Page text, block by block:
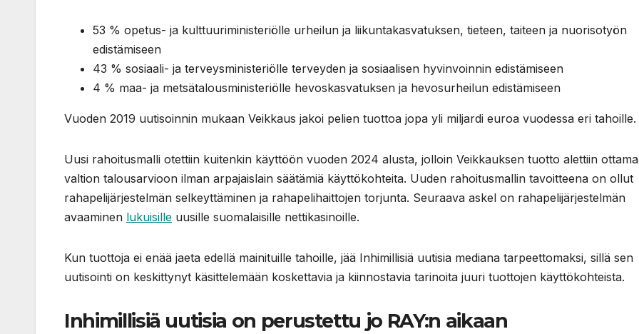
53 % opetus- ja kulttuuriministeriölle urheilun ja liikuntakasvatuksen, tieteen, taiteen ja nuorisotyön
edistämiseen
43 % sosiaali- ja terveysministeriölle terveyden ja sosiaalisen hyvinvoinnin edistämiseen
4 % maa- ja metsätalousministeriölle hevoskasvatuksen ja hevosurheilun edistämiseen
Vuoden 2019 uutisoinnin mukaan Veikkaus jakoi pelien tuottoa jopa yli miljardi euroa vuodessa eri tahoille.
Uusi rahoitusmalli otettiin kuitenkin käyttöön vuoden 2024 alusta, jolloin Veikkauksen tuotto alettiin
valtion talousarvioon ilman arpajaislain säätämiä käyttökohteita. Uuden rahoitusmallin tavoitteena on ollut
rahapelijärjestelmän selkeyttäminen ja rahapelihaittojen torjunta. Seuraava askel on rahapelijärjestelmän
avaaminen lukuisille uusille suomalaisille nettikasinoille.
Kun tuottoja ei enää jaeta edellä mainituille tahoille, jää Inhimillisiä uutisia mediana tarpeettomaksi, sillä sen
uutisointi on keskittynyt käsittelemään koskettavia ja kiinnostavia tarinoita juuri tuottojen käyttökohteista.
Inhimillisiä uutisia on perustettu jo RAY:n aikaan